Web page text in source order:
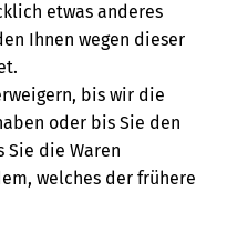
etwas anderes
Ihnen wegen dieser
bis wir die
oder bis Sie den
Sie die Waren
welches der frühere